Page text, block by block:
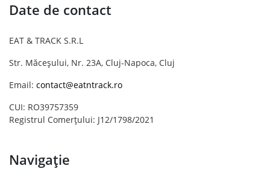
Date de contact
EAT & TRACK S.R.L
Str. Măceșului, Nr. 23A, Cluj-Napoca, Cluj
Email: contact@eatntrack.ro
CUI: RO39757359
Registrul Comerțului: J12/1798/2021
Navigație